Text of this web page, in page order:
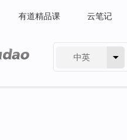
有道精品课 云笔记
中英